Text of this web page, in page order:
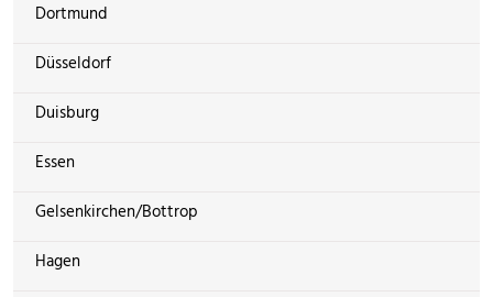
Dortmund
Düsseldorf
Duisburg
Essen
Gelsenkirchen/Bottrop
Hagen